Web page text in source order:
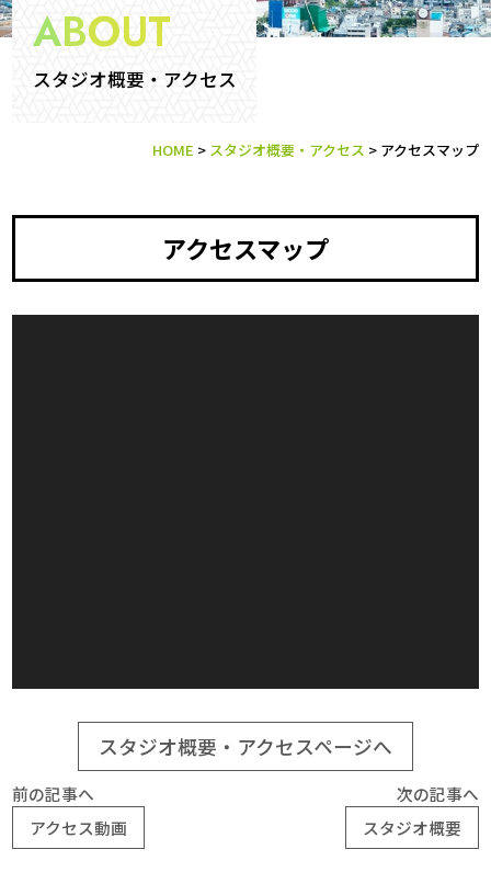
ABOUT
スタジオ概要・アクセス
HOME > スタジオ概要・アクセス > アクセスマップ
アクセスマップ
スタジオ概要・アクセスページへ
前の記事へ
アクセス動画
次の記事へ
スタジオ概要